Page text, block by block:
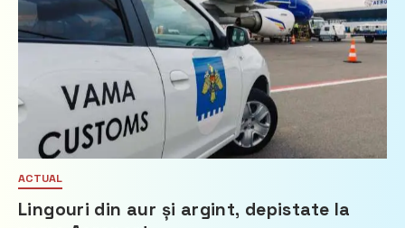
ACTUAL
Lingouri din aur și argint, depistate la